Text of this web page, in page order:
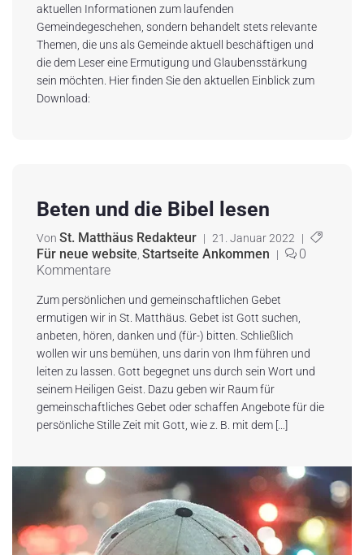
aktuellen Informationen zum laufenden
Gemeindegeschehen, sondern behandelt stets relevante
Themen, die uns als Gemeinde aktuell beschäftigen und
die dem Leser eine Ermutigung und Glaubensstärkung
sein möchten. Hier finden Sie den aktuellen Einblick zum
Download:
Beten und die Bibel lesen
Von St. Matthäus Redakteur | 21. Januar 2022 |
Für neue website Startseite Ankommen |
0
Kommentare
Zum persönlichen und gemeinschaftlichen Gebet
ermutigen wir in St. Matthäus. Gebet ist Gott suchen,
anbeten, hören, danken und (für-) bitten. Schließlich
wollen wir uns bemühen, uns darin von Ihm führen und
leiten zu lassen. Gott begegnet uns durch sein Wort und
seinem Heiligen Geist. Dazu geben wir Raum für
gemeinschaftliches Gebet oder schaffen Angebote für die
persönliche Stille Zeit mit Gott, wie z. B. mit dem […]